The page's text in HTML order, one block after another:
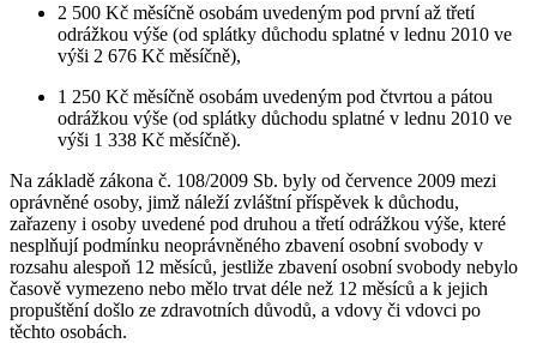
2 500 Kč měsíčně osobám uvedeným pod první až třetí
odrážkou výše (od splátky důchodu splatné v lednu 2010 ve
výši 2 676 Kč měsíčně),
1 250 Kč měsíčně osobám uvedeným pod čtvrtou a pátou
odrážkou výše (od splátky důchodu splatné v lednu 2010 ve
výši 1 338 Kč měsíčně).
Na základě zákona č. 108/2009 Sb. byly od července 2009 mezi
oprávněné osoby, jimž náleží zvláštní příspěvek k důchodu,
zařazeny i osoby uvedené pod druhou a třetí odrážkou výše, které
nesplňují podmínku neoprávněného zbavení osobní svobody v
rozsahu alespoň 12 měsíců, jestliže zbavení osobní svobody nebylo
časově vymezeno nebo mělo trvat déle než 12 měsíců a k jejich
propuštění došlo ze zdravotních důvodů, a vdovy či vdovci po
těchto osobách.